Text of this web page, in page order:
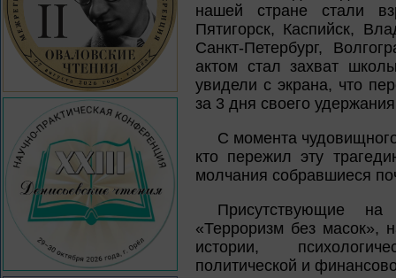
нашей стране стали
Пятигорск, Каспийск,
Санкт-Петербург,
актом стал захват
увидели с экрана, что
за 3 дня своего
С момента
кто пережил эту
молчания собравшиеся
Присутствующие на
«Терроризм без масок»,
истории,
политической и